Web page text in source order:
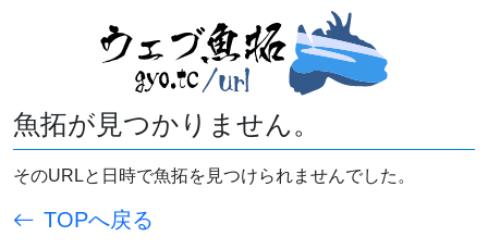
魚拓が見つかりません。
そのURLと日時で魚拓を見つけられませんでした。
TOPへ戻る